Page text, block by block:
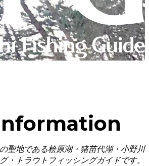
聖地である桧原湖・猪苗代湖・小野川
・トラウトフィッシングガイドです。